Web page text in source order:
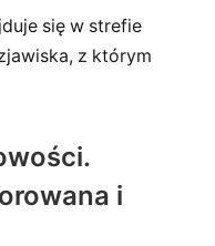
się w strefie
z którym
i